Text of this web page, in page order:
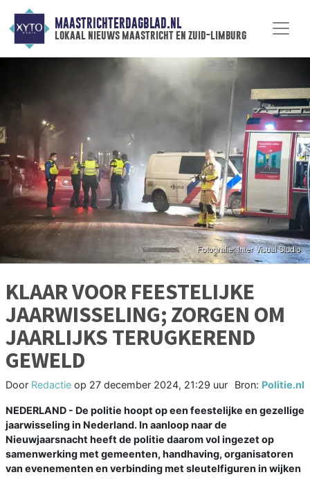
MAASTRICHTERDAGBLAD.NL
lokaal nieuws maastricht en zuid-limburg
KLAAR VOOR FEESTELIJKE
JAARWISSELING; ZORGEN OM
JAARLIJKS TERUGKEREND
GEWELD
Door Redactie op 27 december 2024, 21:29 uur Bron: Politie.nl
NEDERLAND - De politie hoopt op een feestelijke en gezellige
jaarwisseling in Nederland. In aanloop naar de
Nieuwjaarsnacht heeft de politie daarom vol ingezet op
samenwerking met gemeenten, handhaving, organisatoren
van evenementen en verbinding met sleutelfiguren in wijken